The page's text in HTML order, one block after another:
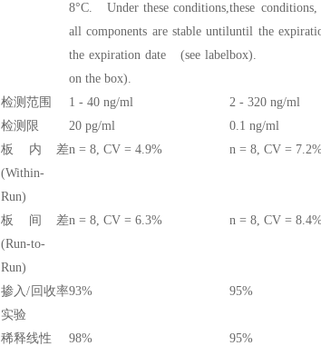
8°C. Under these conditions,
all components are stable until
the expiration date (see label
on the box).
these
until the
box).
检测范围 1 - 40 ng/ml
2 - 320 ng/ml
检测限
20 pg/ml
0.1 ng/ml
板内差
(Within-
Run)
n = 8, CV = 4.9% n = 8, CV =
板间差
(Run-to-
Run)
n = 8, CV = 6.3% n = 8, CV =
掺入/回收率
实验
93% 95%
稀释线性 98%
95%